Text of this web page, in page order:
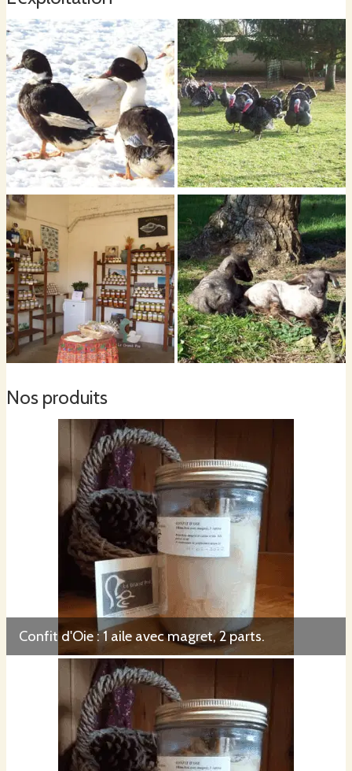
Une cinquantaine dedindes et chapons , élevés en plain air et préparés
pour Noel, font le bonheur de Maggie qui adore les chuchotter.
Nos produits
Moutons
Le premier amour dans nos vies étant les moutons, nous avons un petit
troupeau de race Suffolk qui vit dehors toute l'année.
Le coeur de notre ferme
Nous sommes passionnés par notre élevage, et nous passons beaucoup de
temps à observer la comportement de nos animaux, s'assurer leur sérenité
et bien-être est fondamental pour nous. La garantie des bonnes méthodes
de l'élevage et production que nous appliquons tous les jours se trouvent
dans la qualité de nos conserves et viande frais.
Nos produits
Confit d'Oie : 1 aile avec magret, 2 parts.